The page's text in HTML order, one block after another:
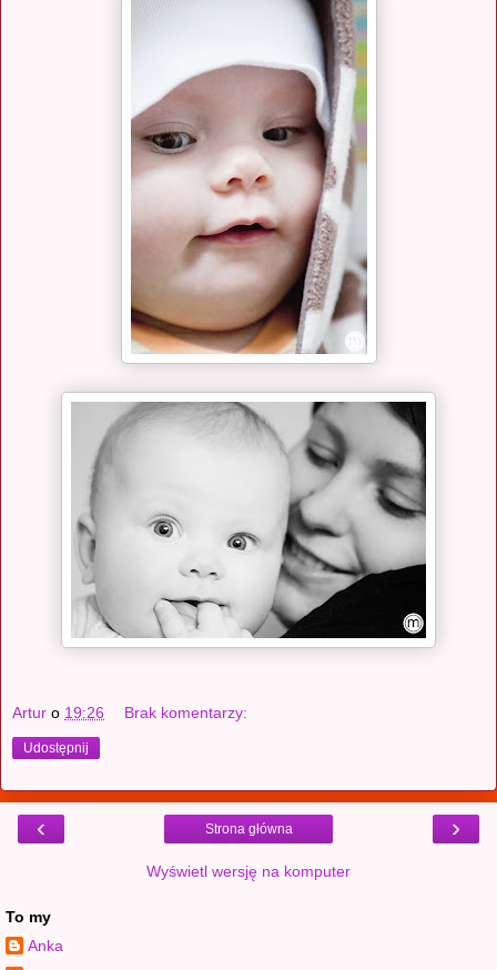
Artur o 19:26 Brak komentarzy:
Udostępnij
‹ ›
Strona główna
Wyświetl wersję na komputer
To my
Anka